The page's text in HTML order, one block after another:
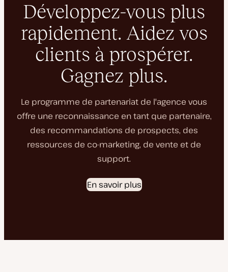
Développez-vous plus
rapidement. Aidez vos
clients à prospérer.
Gagnez plus.
Le programme de partenariat de l'agence vous
offre une reconnaissance en tant que partenaire,
des recommandations de prospects, des
ressources de co-marketing, de vente et de
support.
En savoir plus